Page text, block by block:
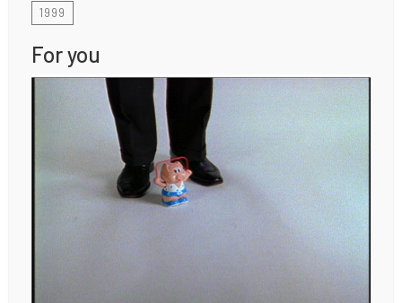
1999
For you